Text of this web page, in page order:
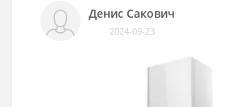
Денис Сакович
2024-09-23